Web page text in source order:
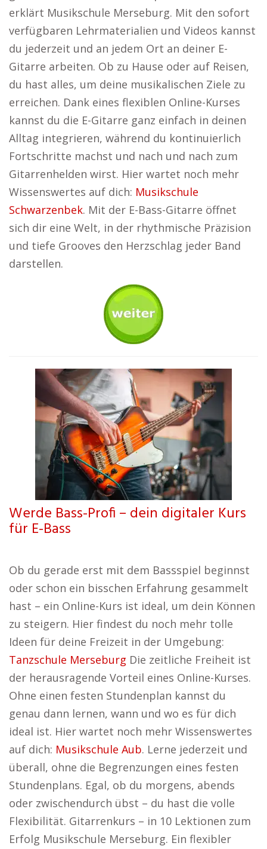
erklärt Musikschule Merseburg. Mit den sofort
verfügbaren Lehrmaterialien und Videos kannst
du jederzeit und an jedem Ort an deiner E-
Gitarre arbeiten. Ob zu Hause oder auf Reisen,
du hast alles, um deine musikalischen Ziele zu
erreichen. Dank eines flexiblen Online-Kurses
kannst du die E-Gitarre ganz einfach in deinen
Alltag integrieren, während du kontinuierlich
Fortschritte machst und nach und nach zum
Gitarrenhelden wirst. Hier wartet noch mehr
Wissenswertes auf dich: Musikschule
Schwarzenbek. Mit der E-Bass-Gitarre öffnet
sich dir eine Welt, in der rhythmische Präzision
und tiefe Grooves den Herzschlag jeder Band
darstellen.
Werde Bass-Profi – dein digitaler Kurs
für E-Bass
Ob du gerade erst mit dem Bassspiel beginnst
oder schon ein bisschen Erfahrung gesammelt
hast – ein Online-Kurs ist ideal, um dein Können
zu steigern. Hier findest du noch mehr tolle
Ideen für deine Freizeit in der Umgebung:
Tanzschule Merseburg Die zeitliche Freiheit ist
der herausragende Vorteil eines Online-Kurses.
Ohne einen festen Stundenplan kannst du
genau dann lernen, wann und wo es für dich
ideal ist. Hier wartet noch mehr Wissenswertes
auf dich: Musikschule Aub. Lerne jederzeit und
überall, ohne die Begrenzungen eines festen
Stundenplans. Egal, ob du morgens, abends
oder zwischendurch übst – du hast die volle
Flexibilität. Gitarrenkurs – in 10 Lektionen zum
Erfolg Musikschule Merseburg. Ein flexibler